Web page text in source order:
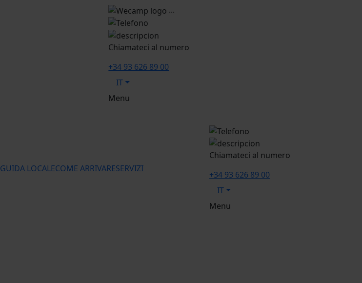
...
Chiamateci al numero
+34 93 626 89 00
IT
Menu
GUIDA LOCALECOME ARRIVARESERVIZI
Chiamateci al numero
+34 93 626 89 00
IT
Menu